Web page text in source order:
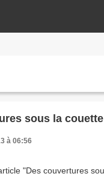
sous la couette
à 06:56